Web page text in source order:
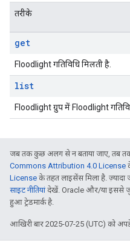
तरीके
get
Floodlight गतिविधि मिलती है.
list
Floodlight ग्रुप में Floodlight
जब तक कुछ अलग से न बताया जाए, तब तक
Commons Attribution 4.0 License
License के तहत लाइसेंस मिला है. ज़्यादा
साइट नीतियांदेखें. Oracle और/या इससे
हुआ ट्रेडमार्क है.
आखिरी बार 2025-07-25 (UTC) को